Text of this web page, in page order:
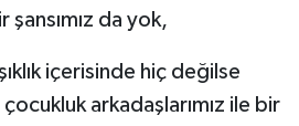
da yok,
içerisinde hiç değilse
arkadaşlarımız ile bir